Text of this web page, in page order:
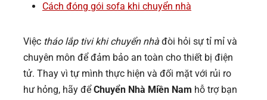
Cách đóng gói sofa khi chuyển nhà
Việc tháo lắp tivi khi chuyển nhà đòi hỏi sự tỉ mỉ và
chuyên môn để đảm bảo an toàn cho thiết bị điện
tử. Thay vì tự mình thực hiện và đối mặt với rủi ro
hư hỏng, hãy đểChuyển Nhà Miền Nam hỗ trợ bạn